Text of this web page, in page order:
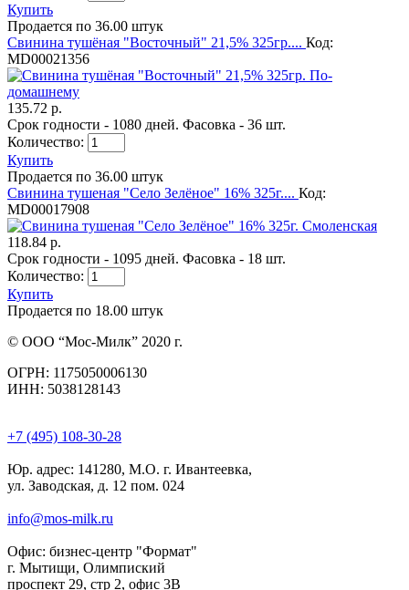
Купить
Продается по 36.00 штук
Свинина тушёная "Восточный" 21,5% 325гр.... Код:
MD00021356
135.72 р.
Срок годности - 1080 дней. Фасовка - 36 шт.
Количество:
Купить
Продается по 36.00 штук
Свинина тушеная "Село Зелёное" 16% 325г.... Код:
MD00017908
118.84 р.
Срок годности - 1095 дней. Фасовка - 18 шт.
Количество:
Купить
Продается по 18.00 штук
© ООО “Мос-Милк” 2020 г.
ОГРН: 1175050006130
ИНН: 5038128143
+7 (495) 108-30-28
Юр. адрес: 141280, М.О. г. Ивантеевка,
ул. Заводская, д. 12 пом. 024
info@mos-milk.ru
Офис: бизнес-центр "Формат"
г. Мытищи, Олимпиский
проспект 29, стр 2, офис 3B